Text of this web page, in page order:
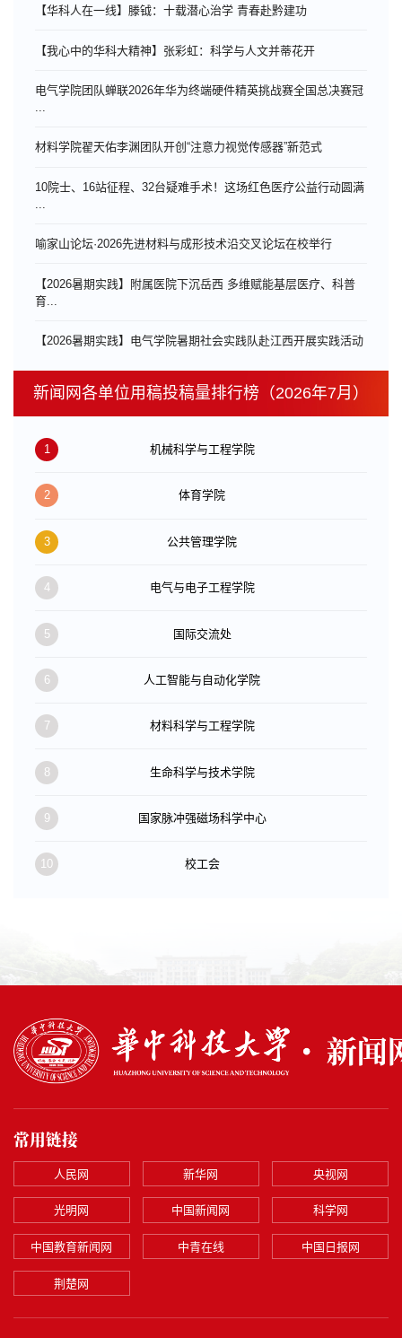
【华科人在一线】滕钺：十载潜心治学 青春赴黔建功
【我心中的华科大精神】张彩虹：科学与人文并蒂花开
电气学院团队蝉联2026年华为终端硬件精英挑战赛全国总决赛冠
...
材料学院翟天佑李渊团队开创“注意力视觉传感器”新范式
10院士、16站征程、32台疑难手术！这场红色医疗公益行动圆满
喻家山论坛·2026先进材料与成形技术沿交叉论坛在校举行
【2026暑期实践】附属医院下沉岳西 多维赋能基层医疗、科普
育...
【2026暑期实践】电气学院暑期社会实践队赴江西开展实践活动
新闻网各单位用稿投稿量排行榜（2026年7月）
1 机械科学与工程学院
2 体育学院
3 公共管理学院
4 电气与电子工程学院
5 国际交流处
6 人工智能与自动化学院
7 材料科学与工程学院
8 生命科学与技术学院
9 国家脉冲强磁场科学中心
10 校工会
常用链接
人民网 新华网 央视网
光明网 中国新闻网 科学网
中国教育新闻网 中青在线 中国日报网
荆楚网